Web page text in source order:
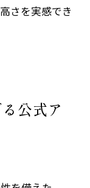
さを実感でき
公式ア